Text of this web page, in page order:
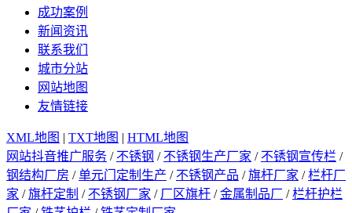
成功案例
新闻资讯
联系我们
城市分站
网站地图
友情链接
XML地图 | TXT地图 | HTML地图
网站抖音推广服务 / 不锈钢 / 不锈钢生产厂家 / 不锈钢宣传栏 /
钢结构厂房 /单元门定制生产 / 不锈钢产品 /旗杆厂家 /栏杆厂
家 /旗杆定制 / 不锈钢厂家 / 厂区旗杆 /金属制品厂 /栏杆护栏